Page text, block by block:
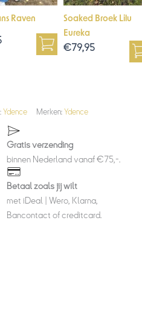
Raven
Soaked Broek Lilu
Eureka
€79,95
Ydence Merken: Ydence
Gratis verzending
binnen Nederland vanaf €75,-.
Betaal zoals jij wilt
met iDeal | Wero, Klarna,
Bancontact of creditcard.